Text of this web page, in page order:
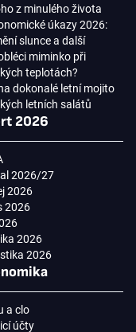
z minulého života
úkazy 2026:
slunce a další
miminko při
teplotách?
dokonalé letní mojito
letních salátů
2026
2026/27
2026
2026
2026
2026
a clo
účty